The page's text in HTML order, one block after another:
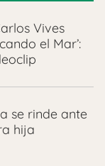
Vives
el Mar’:
se rinde ante
hija